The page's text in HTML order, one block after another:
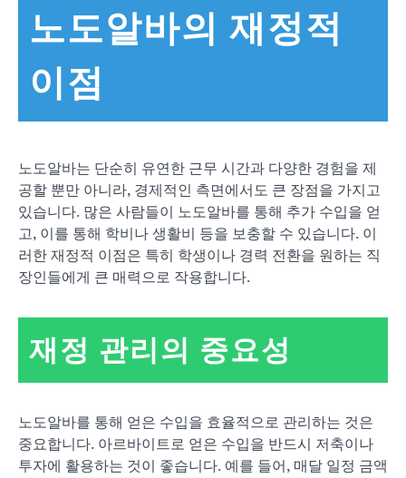
노도알바의 재정적
이점
노도알바는 단순히 유연한 근무 시간과 다양한 경험을 제
공할 뿐만 아니라, 경제적인 측면에서도 큰 장점을 가지고
있습니다. 많은 사람들이 노도알바를 통해 추가 수입을 얻
고, 이를 통해 학비나 생활비 등을 보충할 수 있습니다. 이
러한 재정적 이점은 특히 학생이나 경력 전환을 원하는 직
장인들에게 큰 매력으로 작용합니다.
재정 관리의 중요성
노도알바를 통해 얻은 수입을 효율적으로 관리하는 것은
중요합니다. 아르바이트로 얻은 수입을 반드시 저축이나
투자에 활용하는 것이 좋습니다. 예를 들어, 매달 일정 금액